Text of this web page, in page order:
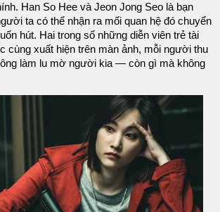
Han So Hee và Jeon Jong Seo là bạn
ta có thể nhận ra mối quan hệ đó chuyển
hút. Hai trong số những diễn viên trẻ tài
cùng xuất hiện trên màn ảnh, mỗi người thu
làm lu mờ người kia — còn gì mà không